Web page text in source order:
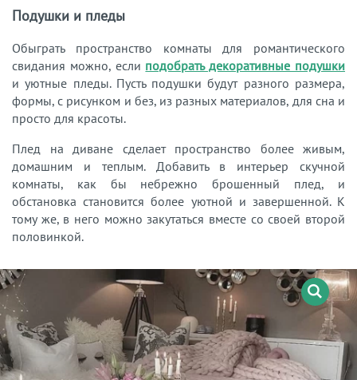
Подушки и пледы
Обыграть пространство комнаты для романтического
свидания можно, если подобрать декоративные подушки
и уютные пледы. Пусть подушки будут разного размера,
формы, с рисунком и без, из разных материалов, для сна и
просто для красоты.
Плед на диване сделает пространство более живым,
домашним и теплым. Добавить в интерьер скучной
комнаты, как бы небрежно брошенный плед, и
обстановка становится более уютной и завершенной. К
тому же, в него можно закутаться вместе со своей второй
половинкой.